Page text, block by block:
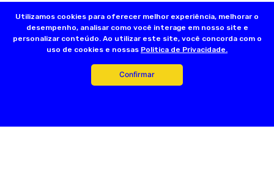
Utilizamos cookies para oferecer melhor experiência, melhorar o
desempenho, analisar como você interage em nosso site e
personalizar conteúdo. Ao utilizar este site, você concorda com o
uso de cookies e nossas Politica de Privacidade.
Confirmar